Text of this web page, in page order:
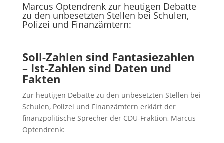
Marcus Optendrenk zur heutigen Debatte
zu den unbesetzten Stellen bei Schulen,
Polizei und Finanzämtern:
Soll-Zahlen sind Fantasiezahlen
– Ist-Zahlen sind Daten und
Fakten
Zur heutigen Debatte zu den unbesetzten Stellen bei
Schulen, Polizei und Finanzämtern erklärt der
finanzpolitische Sprecher der CDU-Fraktion, Marcus
Optendrenk: